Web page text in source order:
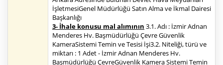
İşletmesiGenel Müdürlüğü Satın Alma ve İkmal Dairesi
Başkanlığı
3- İhale konusu mal alımının 3.1. Adı : İzmir Adnan
Menderes Hv. Başmüdürlüğü Çevre Güvenlik
KameraSistemi Temin ve Tesisi İşi3.2. Niteliği, türü ve
miktarı : 1 Adet - İzmir Adnan Menderes Hv.
Başmüdürlüğü ÇevreGüvenlik Kamera Sistemi Temin